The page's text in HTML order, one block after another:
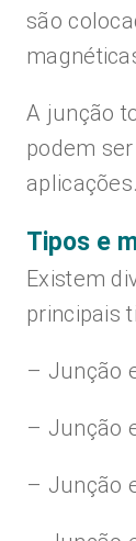
são
A junção
podem
aplicações.
Tipos e
Existem
principais
– Junção
– Junção
– Junção